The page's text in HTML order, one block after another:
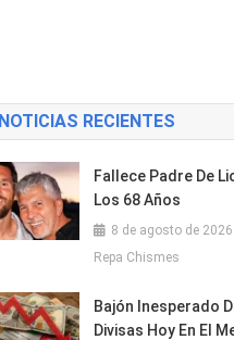
NOTICIAS RECIENTES
Fallece Padre De
Los 68 Años
8 de agosto de 2026
Repa Chismes
Bajón Inesperado
Divisas Hoy En El